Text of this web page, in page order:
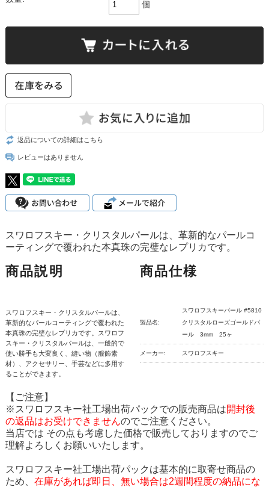
個
返品についての詳細はこちら
レビューはありません
スワロフスキー・クリスタルパールは、革新的なパールコ
ーティングで覆われた本真珠の完璧なレプリカです。
商品説明
スワロフスキー・クリスタルパールは、
革新的なパールコーティングで覆われた
本真珠の完璧なレプリカです。スワロフ
スキー・クリスタルパールは、一般的で
使い勝手も大変良く、縫い物（服飾素
材）、アクセサリー、手芸などに多用す
ることができます。
商品仕様
製品名:
スワロフスキーパール #5810
クリスタルローズゴールドパ
ール 3mm 25ヶ
メーカー: スワロフスキー
【ご注意】
※スワロフスキー社工場出荷パックでの販売商品は開封後
の返品はお受けできませんのでご注意ください。
当店では その点も考慮した価格で販売しておりますのでご
理解よろしくお願いいたします。
スワロフスキー社工場出荷パックは基本的に取寄せ商品の
ため、 在庫があれば即日、無い場合は2週間程度の納品にな